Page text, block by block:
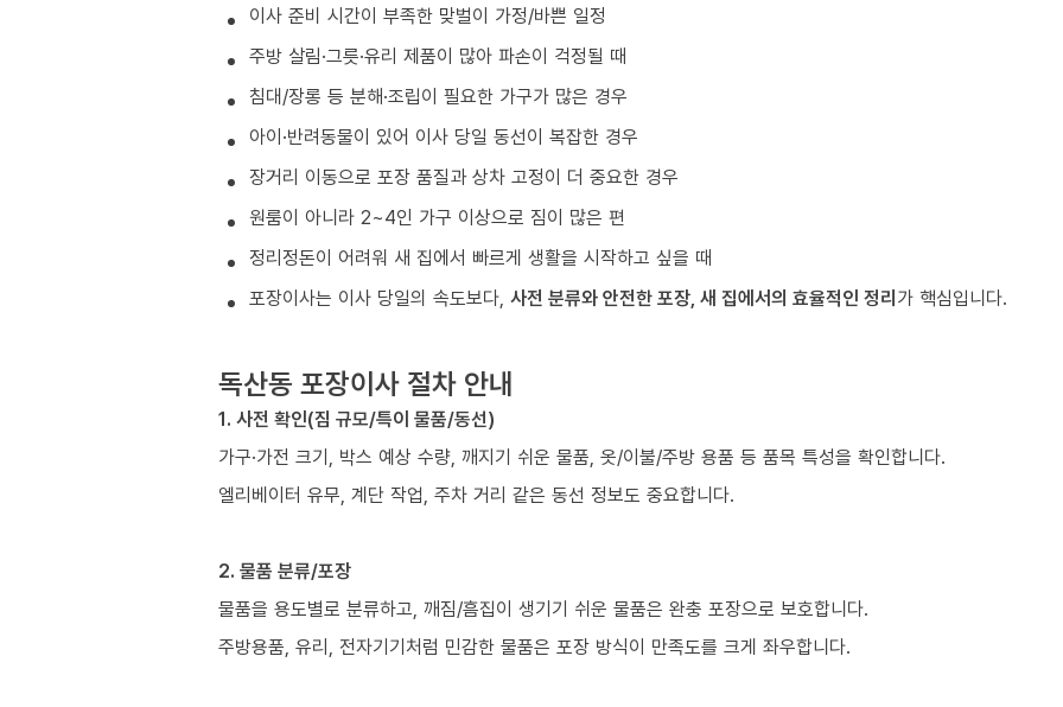
이사 준비 시간이 부족한 맞벌이 가정/바쁜 일정
주방 살림·그릇·유리 제품이 많아 파손이 걱정될 때
침대/장롱 등 분해·조립이 필요한 가구가 많은 경우
아이·반려동물이 있어 이사 당일 동선이 복잡한 경우
장거리 이동으로 포장 품질과 상차 고정이 더 중요한 경우
원룸이 아니라 2~4인 가구 이상으로 짐이 많은 편
정리정돈이 어려워 새 집에서 빠르게 생활을 시작하고 싶을 때
포장이사는 이사 당일의 속도보다, 사전 분류와 안전한 포장, 새 집에서의 효율적인 정리가 핵심입니다.
독산동 포장이사 절차 안내
1. 사전 확인(짐 규모/특이 물품/동선)
가구·가전 크기, 박스 예상 수량, 깨지기 쉬운 물품, 옷/이불/주방 용품 등 품목 특성을 확인합니다.
엘리베이터 유무, 계단 작업, 주차 거리 같은 동선 정보도 중요합니다.
2. 물품 분류/포장
물품을 용도별로 분류하고, 깨짐/흠집이 생기기 쉬운 물품은 완충 포장으로 보호합니다.
주방용품, 유리, 전자기기처럼 민감한 물품은 포장 방식이 만족도를 크게 좌우합니다.